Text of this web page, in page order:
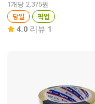
1개당 2,375원
당일 픽업
4.0 리뷰 1